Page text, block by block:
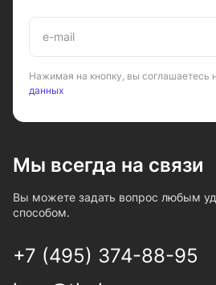
Нажимая на кнопку, вы соглашаетесь
данных
Мы всегда на связи
Вы можете задать вопрос любым
способом.
+7 (495) 374-88-95